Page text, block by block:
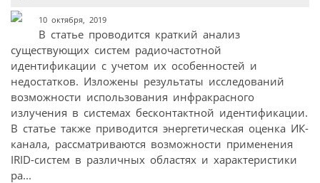
10 октября, 2019
В статье проводится краткий анализ
существующих систем радиочастотной
идентификации c учетом их особенностей и
недостатков. Изложены результаты исследований
возможности использования инфракрасного
излучения в системах бесконтактной идентификации.
В статье также приводится энергетическая оценка ИК-
канала, рассматриваются возможности применения
IRID-систем в различных областях и характеристики
ра...